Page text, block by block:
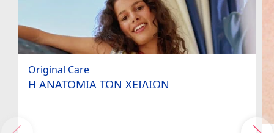
Original Care
Η ΑΝΑΤΟΜΙΑ ΤΩΝ ΧΕΙΛΙΩΝ